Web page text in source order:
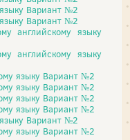
Вариант №2
Вариант №2
английскому языку
английскому языку
языку Вариант №2
языку Вариант №2
языку Вариант №2
языку Вариант №2
Вариант №2
языку Вариант №2